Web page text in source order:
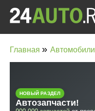
Главная » Автомобили